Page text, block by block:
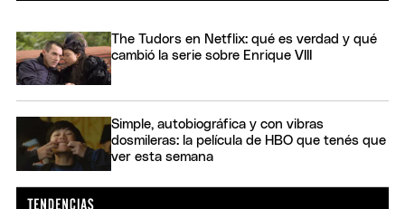
The Tudors en Netflix: qué es verdad y qué
cambió la serie sobre Enrique VIII
Simple, autobiográfica y con vibras
dosmileras: la película de HBO que tenés que
ver esta semana